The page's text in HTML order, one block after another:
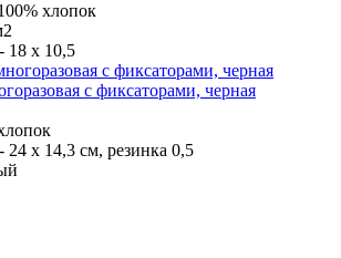
хлопок
18 х 10,5
с фиксаторами, черная
24 х 14,3 см, резинка 0,5